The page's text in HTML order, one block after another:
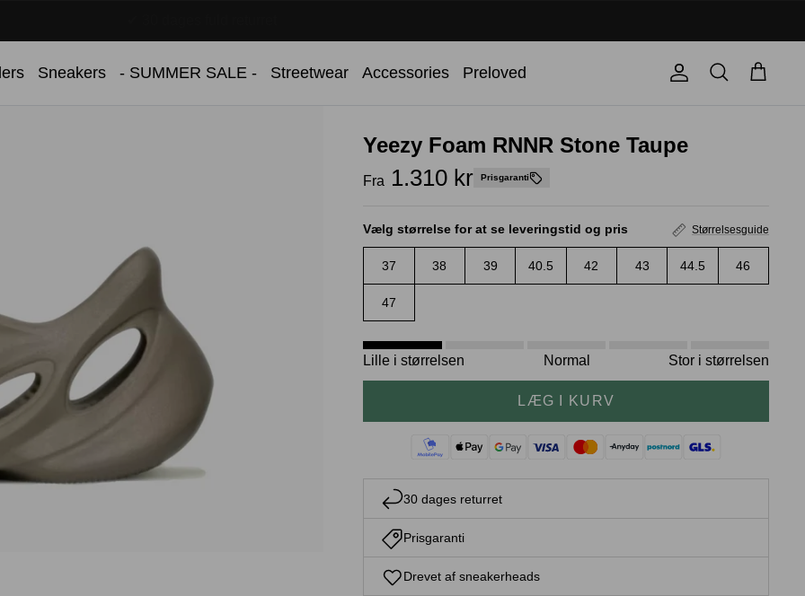
Sneakers - SUMMER SALE - Streetwear Accessories Preloved Konto
Søg
Kurv
Yeezy Foam RNNR Stone Taupe
Fra 1.310 kr Prisgaranti
Vælg størrelse for at se leveringstid og pris Størrelsesguide
37 38 39 40.5 42 43 44.5 46
47
Lille i størrelsen Normal Stor i størrelsen
LÆG I KURV
30 dages returret
Prisgaranti
Drevet af sneakerheads